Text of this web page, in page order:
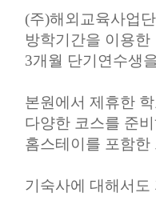
(주)해외교육사업
방학기간을 이용
3개월 단기연수생
본원에서 제휴한
다양한 코스를 준
홈스테이를 포함
기숙사에 대해서